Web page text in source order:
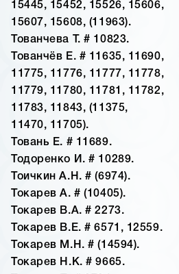
15445, 15452, 15526, 15606,
15607, 15608, (11963).
Тованчева Т. # 10823.
Тованчёв Е. # 11635, 11690,
11775, 11776, 11777, 11778,
11779, 11780, 11781, 11782,
11783, 11843, (11375,
11470, 11705).
Товань Е. # 11689.
Тодоренко И. # 10289.
Тоичкин А.Н. # (6974).
Токарев А. # (10405).
Токарев В.А. # 2273.
Токарев В.Е. # 6571, 12559.
Токарев М.Н. # (14594).
Токарев Н.К. # 9665.